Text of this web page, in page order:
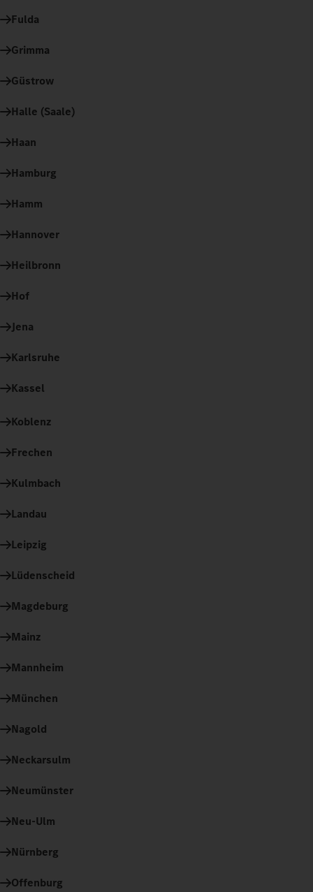
Fulda
Grimma
Güstrow
Halle (Saale)
Haan
Hamburg
Hamm
Hannover
Heilbronn
Hof
Jena
Karlsruhe
Kassel
Koblenz
Frechen
Kulmbach
Landau
Leipzig
Lüdenscheid
Magdeburg
Mainz
Mannheim
München
Nagold
Neckarsulm
Neumünster
Neu-Ulm
Nürnberg
Offenburg